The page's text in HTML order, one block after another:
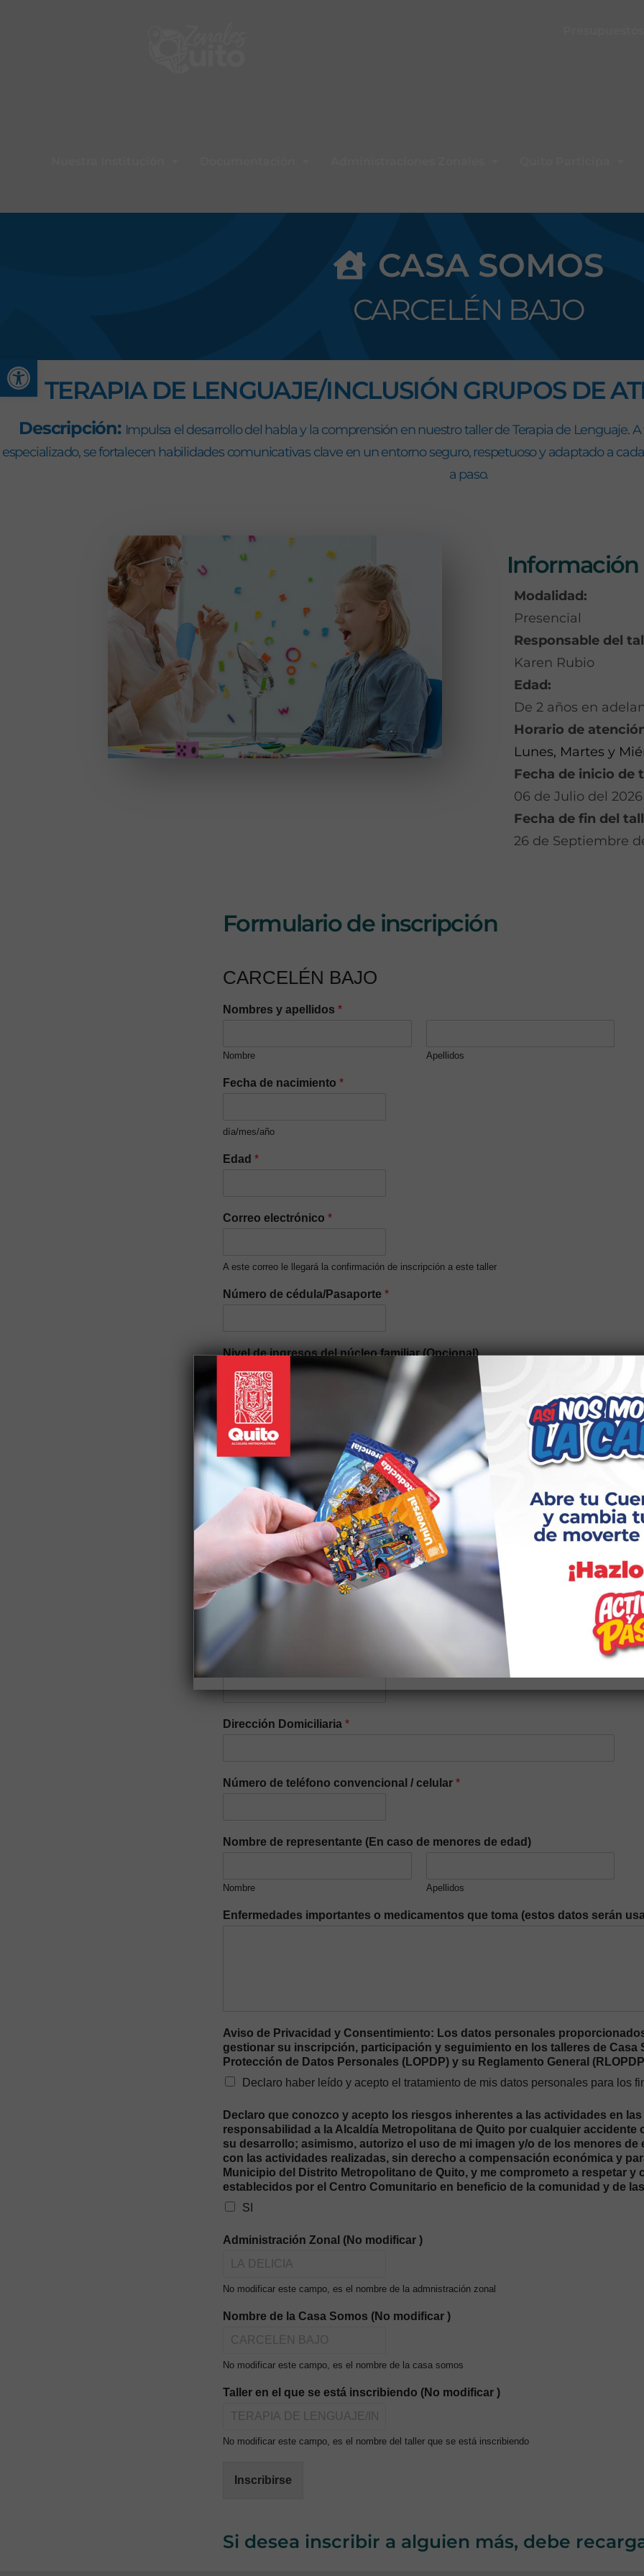
Abrir barra de herramientas
CASA SOMOS
CARCELÉN BAJO
TERAPIA DE LENGUAJE/INCLUSIÓN GRUPOS DE
Descripción: Impulsa el desarrollo del habla y la comprensión en nuestro taller de Terapia de Lenguaje.A
especializado, se fortalecen habilidades comunicativas clave en un entorno seguro, respetuoso y adaptado a
a paso.
Modalidad:
Presencial
Responsable del
Karen Rubio
Edad:
De 2 años en
Horario de
Lunes, Martes y
Fecha de inicio de
06 de Julio del 2026
Fecha de fin del
26 de Septiembre
Formulario de inscripción
CARCELÉN BAJO
Nombres y apellidos *
Nombre Apellidos
Fecha de nacimiento *
día/mes/año
Edad *
Correo electrónico *
A este correo le llegará la confirmación de inscripción a este taller
Número de cédula/Pasaporte *
Nivel de ingresos del núcleo familiar (Opcional)
Género*
Auto identificación étnica*
Discapacidad*
Si tiene alguna discapacidad elegir el tipo
Nacionalidad
Dirección Domiciliaria *
Número de teléfono convencional / celular *
Nombre de representante (En caso de menores de edad)
Nombre Apellidos
Enfermedades importantes o medicamentos que toma (estos datos serán
Aviso de Privacidad y Consentimiento: Los datos personales
gestionar su inscripción, participación y seguimiento en los talleres de Casa
Protección de Datos Personales (LOPDP) y su Reglamento General
Declaro haber leído y acepto el tratamiento de mis datos personales para los
Declaro que conozco y acepto los riesgos inherentes a las actividades en
responsabilidad a la Alcaldía Metropolitana de Quito por cualquier
su desarrollo; asimismo, autorizo el uso de mi imagen y/o de los menores
con las actividades realizadas, sin derecho a compensación económica y
Municipio del Distrito Metropolitano de Quito, y me comprometo a respetar
establecidos por el Centro Comunitario en beneficio de la comunidad y de
SI
Administración Zonal (No modificar )
No modificar este campo, es el nombre de la admnistración zonal
Nombre de la Casa Somos (No modificar )
No modificar este campo, es el nombre de la casa somos
Taller en el que se está inscribiendo (No modificar )
No modificar este campo, es el nombre del taller que se está inscribiendo
Inscribirse
Si desea inscribir a alguien más, debe